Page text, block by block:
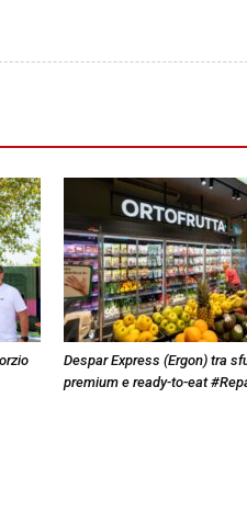
Despar Express (Ergon) tra
premium e ready-to-eat